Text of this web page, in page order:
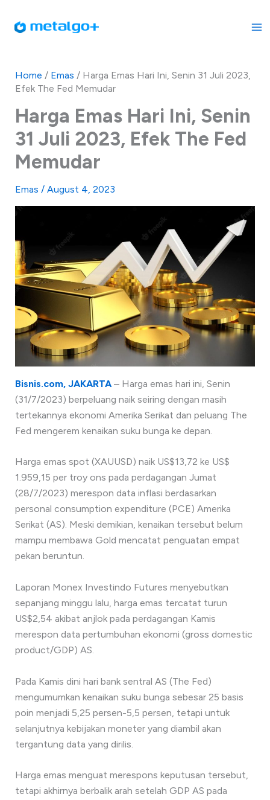
Home / Emas / Harga Emas Hari Ini, Senin 31 Juli 2023,
Efek The Fed Memudar
Harga Emas Hari Ini, Senin
31 Juli 2023, Efek The Fed
Memudar
Emas / August 4, 2023
Bisnis.com, JAKARTA– Harga emas hari ini, Senin
(31/7/2023) berpeluang naik seiring dengan masih
tertekannya ekonomi Amerika Serikat dan peluang The
Fed mengerem kenaikan suku bunga ke depan.
Harga emas spot (XAUUSD) naik US$13,72 ke US$
1.959,15 per troy ons pada perdagangan Jumat
(28/7/2023) merespon data inflasi berdasarkan
personal consumption expenditure (PCE) Amerika
Serikat (AS). Meski demikian, kenaikan tersebut belum
mampu membawa Gold mencatat penguatan empat
pekan beruntun.
Laporan Monex Investindo Futures menyebutkan
sepanjang minggu lalu, harga emas tercatat turun
US$2,54 akibat anjlok pada perdagangan Kamis
merespon data pertumbuhan ekonomi (gross domestic
product/GDP) AS.
Pada Kamis dini hari bank sentral AS (The Fed)
mengumumkan kenaikan suku bunga sebesar 25 basis
poin menjadi 5,25 persen-5,5 persen, tetapi untuk
selanjutnya kebijakan moneter yang diambil akan
tergantung data yang dirilis.
Harga emas menguat merespons keputusan tersebut,
tetapi akhirnya berbalik arah setelah GDP AS pada